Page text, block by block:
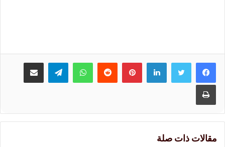
لينكدإنبينتيريست واتسابتيلقرام مشاركة عبر البريد
طباعة
مقالات ذات صلة